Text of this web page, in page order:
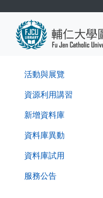
活動與展覽
資源利用講習
新增資料庫
資料庫異動
資料庫試用
服務公告